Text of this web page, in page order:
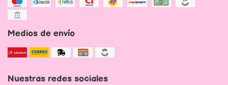
Medios de envío
Nuestras redes sociales